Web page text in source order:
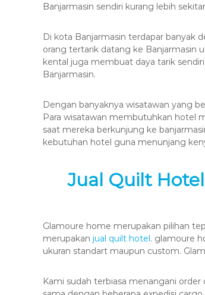
Banjarmasin sendiri kurang lebih
Di kota Banjarmasin terdapar banyak
orang tertarik datang ke Banjarmasin
kental juga membuat daya tarik
Banjarmasin.
Dengan banyaknya wisatawan yang
Para wisatawan membutuhkan hotel
saat mereka berkunjung ke
kebutuhan hotel guna menunjang
Jual Quilt
Glamoure home merupakan pilihan
merupakan jual quilt hotel. glamoure
ukuran standart maupun custom.
Kami sudah terbiasa menangani